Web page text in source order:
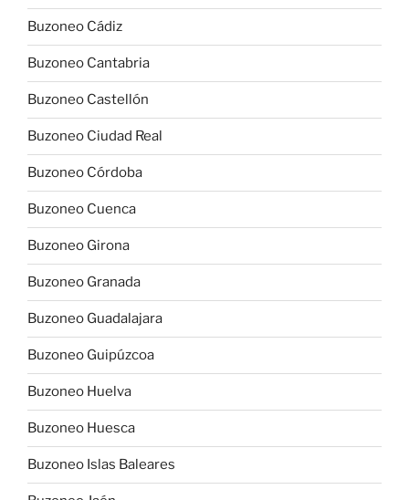
Buzoneo Cádiz
Buzoneo Cantabria
Buzoneo Castellón
Buzoneo Ciudad Real
Buzoneo Córdoba
Buzoneo Cuenca
Buzoneo Girona
Buzoneo Granada
Buzoneo Guadalajara
Buzoneo Guipúzcoa
Buzoneo Huelva
Buzoneo Huesca
Buzoneo Islas Baleares